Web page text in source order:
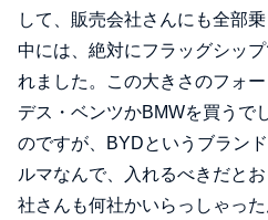
して、販売会社さんにも全部
中には、絶対にフラッグシッ
れました。この大きさのフォ
デス・ベンツかBMWを買うで
のですが、BYDというブラン
ルマなんで、入れるべきだと
社さんも何社かいらっしゃっ